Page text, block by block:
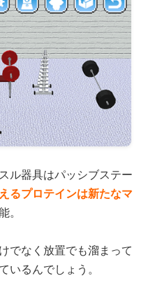
ル器具はパッシブステー
るプロテインは新たなマ
。
でなく放置でも溜まって
いるんでしょう。